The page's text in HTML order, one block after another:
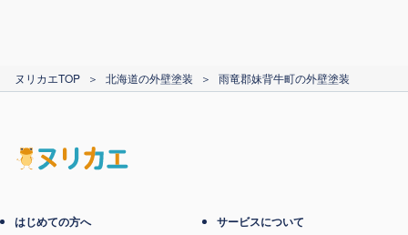
ヌリカエTOP ＞ 北海道の外壁塗装 ＞ 雨竜郡妹背牛町の外壁塗装
はじめての方へ
サービスについて